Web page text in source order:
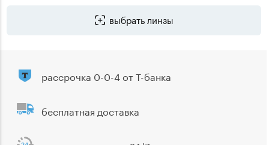
выбрать линзы
рассрочка 0-0-4 от Т-банка
бесплатная доставка